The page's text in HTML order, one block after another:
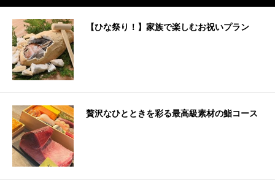
【ひな祭り！】家族で楽しむお祝いプラン
贅沢なひとときを彩る最高級素材の鮨コース